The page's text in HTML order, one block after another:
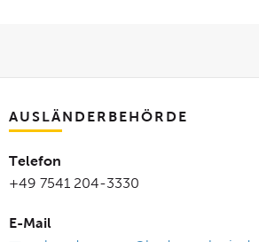
AUSLÄNDERBEHÖRDE
Telefon
+49 7541 204-3330
E-Mail